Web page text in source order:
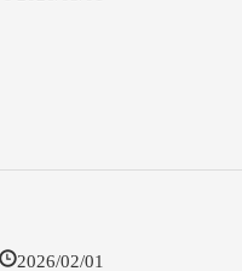
2026/02/01